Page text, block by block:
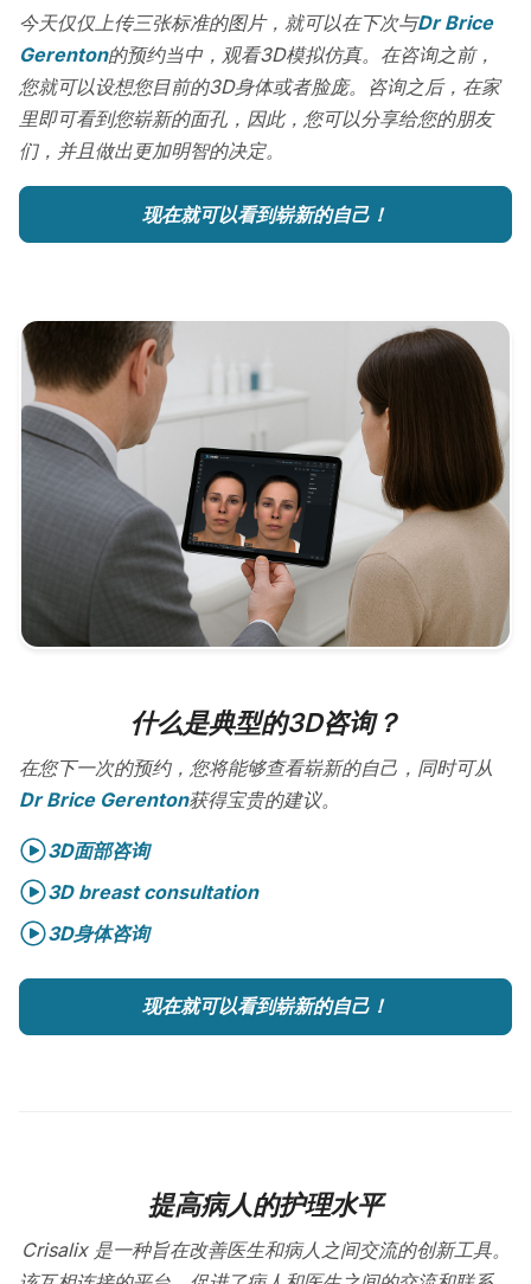
今天仅仅上传三张标准的图片，就可以在下次与Dr Brice
Gerenton的预约当中，观看3D模拟仿真。在咨询之前，
您就可以设想您目前的3D身体或者脸庞。咨询之后，在家
里即可看到您崭新的面孔，因此，您可以分享给您的朋友
们，并且做出更加明智的决定。
现在就可以看到崭新的自己！
什么是典型的3D咨询？
在您下一次的预约，您将能够查看崭新的自己，同时可从
Dr Brice Gerenton获得宝贵的建议。
3D面部咨询
3D breast consultation
3D身体咨询
现在就可以看到崭新的自己！
提高病人的护理水平
Crisalix 是一种旨在改善医生和病人之间交流的创新工具。